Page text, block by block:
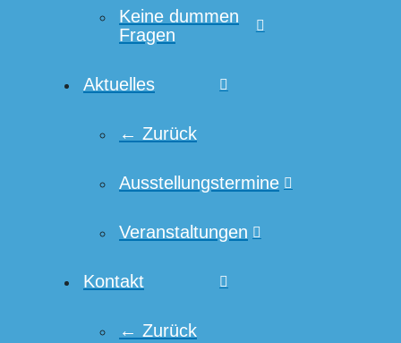
Keine dummen
Fragen
Aktuelles
← Zurück
Ausstellungstermine
Veranstaltungen
Kontakt
← Zurück